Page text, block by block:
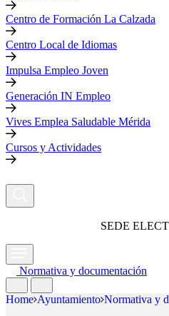
Centro de Formación La Calzada
Centro Local de Idiomas
Impulsa Empleo Joven
Generación IN Empleo
Vives Emplea Saludable Mérida
Cursos y Actividades
SEDE
Normativa y documentación
Home Ayuntamiento Normativa y